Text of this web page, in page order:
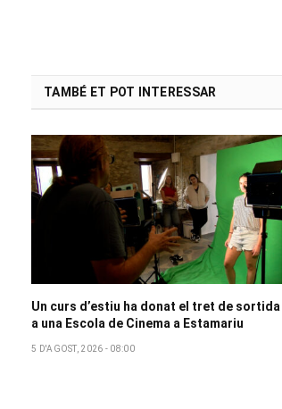
TAMBÉ ET POT INTERESSAR
Un curs d’estiu ha donat el tret de sortida
a una Escola de Cinema a Estamariu
5 D'AGOST, 2026 - 08:00